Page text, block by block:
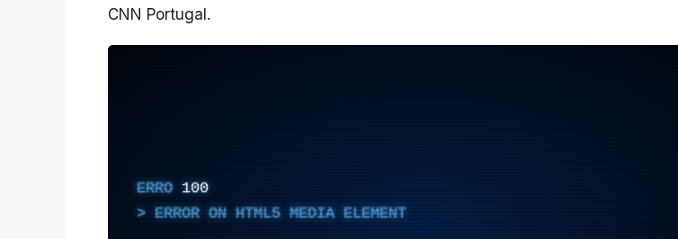
CNN Portugal.
ERRO 100
ERROR ON HTML5 MEDIA ELEMENT